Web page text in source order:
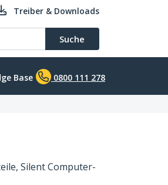
Treiber & Downloads
Suche
Base 0800 111 278
Silent Computer-